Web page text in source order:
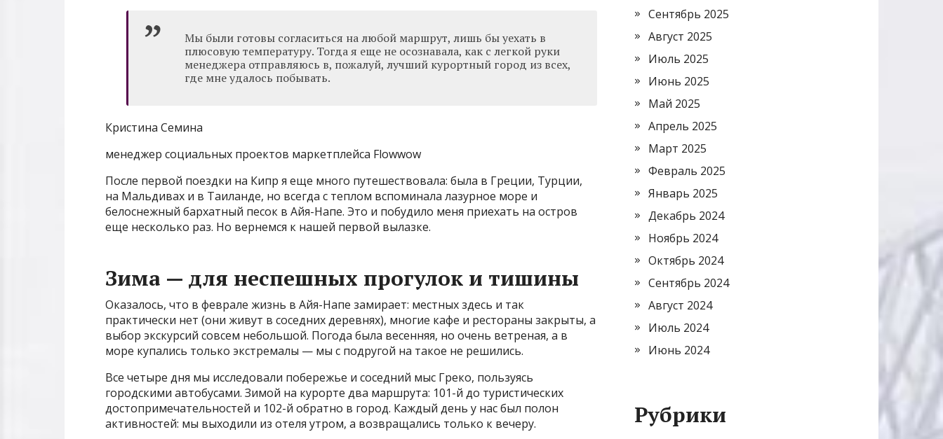
Мы были готовы согласиться на любой маршрут, лишь бы уехать в
плюсовую температуру. Тогда я еще не осознавала, как с легкой руки
менеджера отправляюсь в, пожалуй, лучший курортный город из всех,
где мне удалось побывать.
Кристина Семина
менеджер социальных проектов маркетплейса Flowwow
После первой поездки на Кипр я еще много путешествовала: была в Греции, Турции,
на Мальдивах и в Таиланде, но всегда с теплом вспоминала лазурное море и
белоснежный бархатный песок в Айя-Напе. Это и побудило меня приехать на остров
еще несколько раз. Но вернемся к нашей первой вылазке.
Зима — для неспешных прогулок и тишины
Оказалось, что в феврале жизнь в Айя-Напе замирает: местных здесь и так
практически нет (они живут в соседних деревнях), многие кафе и рестораны закрыты, а
выбор экскурсий совсем небольшой. Погода была весенняя, но очень ветреная, а в
море купались только экстремалы — мы с подругой на такое не решились.
Все четыре дня мы исследовали побережье и соседний мыс Греко, пользуясь
городскими автобусами. Зимой на курорте два маршрута: 101-й до туристических
достопримечательностей и 102-й обратно в город. Каждый день у нас был полон
активностей: мы выходили из отеля утром, а возвращались только к вечеру.
Сентябрь 2025
Август 2025
Июль 2025
Июнь 2025
Май 2025
Апрель 2025
Март 2025
Февраль 2025
Январь 2025
Декабрь 2024
Ноябрь 2024
Октябрь 2024
Сентябрь 2024
Август 2024
Июль 2024
Июнь 2024
Рубрики